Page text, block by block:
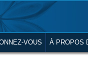
VOUS À PROPOS